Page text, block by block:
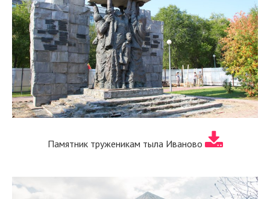
Памятник труженикам тыла Иваново